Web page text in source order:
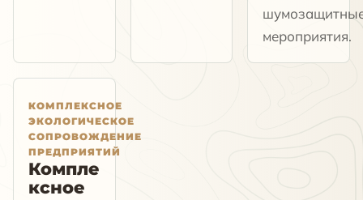
мероприятия.
КОМПЛЕКСНОЕ
ЭКОЛОГИЧЕСКОЕ
СОПРОВОЖДЕНИЕ
ПРЕДПРИЯТИЙ
Компле
ксное